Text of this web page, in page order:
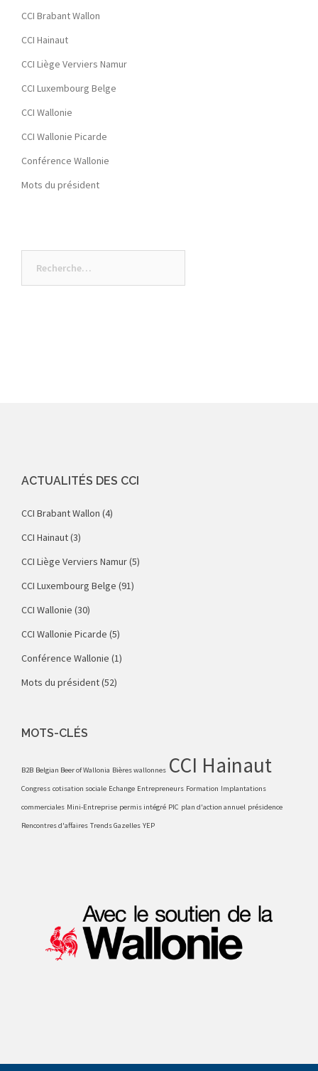
CCI Brabant Wallon
CCI Hainaut
CCI Liège Verviers Namur
CCI Luxembourg Belge
CCI Wallonie
CCI Wallonie Picarde
Conférence Wallonie
Mots du président
ACTUALITÉS DES CCI
CCI Brabant Wallon (4)
CCI Hainaut(3)
CCI Liège Verviers Namur(5)
CCI Luxembourg Belge (91)
CCI Wallonie (30)
CCI Wallonie Picarde (5)
Conférence Wallonie (1)
Mots du président(52)
MOTS-CLÉS
B2B Belgian Beer of Wallonia Bières wallonnes CCI Hainaut
Congress cotisation sociale Echange Entrepreneurs Formation Implantations
commerciales Mini-Entreprise permis intégré PIC plan d'action annuel présidence
Rencontres d'affaires Trends Gazelles YEP